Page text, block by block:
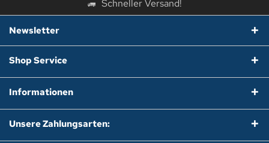
Schneller Versand!
Newsletter
Shop Service
Informationen
Unsere Zahlungsarten: